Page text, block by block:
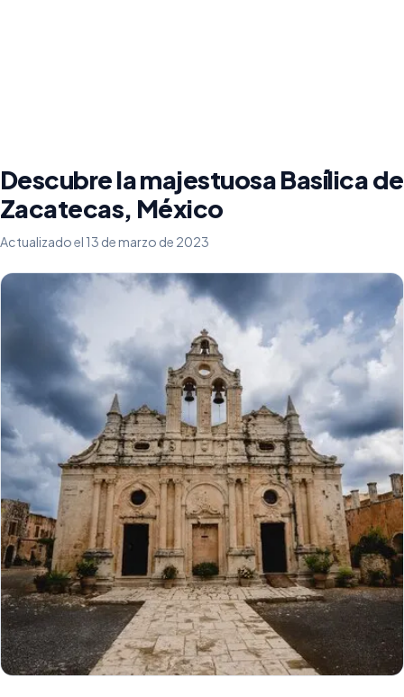
Descubre la majestuosa Basílica de
Zacatecas, México
Actualizado el 13 de marzo de 2023